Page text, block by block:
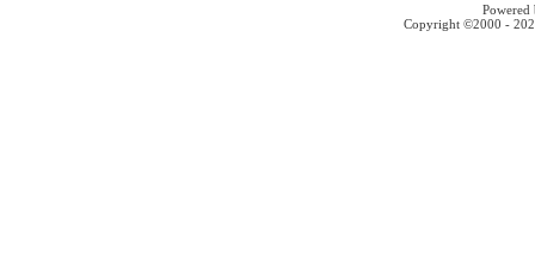
Copyright ©2000 -